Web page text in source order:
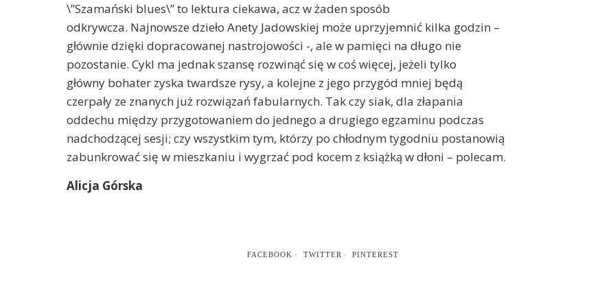
\”Szamański blues\” to lektura ciekawa, acz w żaden sposób
odkrywcza. Najnowsze dzieło Anety Jadowskiej może uprzyjemnić kilka godzin –
głównie dzięki dopracowanej nastrojowości -, ale w pamięci na długo nie
pozostanie. Cykl ma jednak szansę rozwinąć się w coś więcej, jeżeli tylko
główny bohater zyska twardsze rysy, a kolejne z jego przygód mniej będą
czerpały ze znanych już rozwiązań fabularnych. Tak czy siak, dla złapania
oddechu między przygotowaniem do jednego a drugiego egzaminu podczas
nadchodzącej sesji; czy wszystkim tym, którzy po chłodnym tygodniu postanowią
zabunkrować się w mieszkaniu i wygrzać pod kocem z książką w dłoni – polecam.
Alicja Górska
FACEBOOK TWITTER PINTEREST